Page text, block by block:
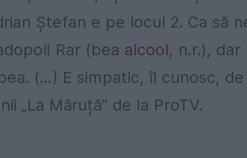
Ștefan e pe locul 2. Ca să
Rar (bea alcool, n.r.), dar
(…) E simpatic, îl cunosc, de
„La Măruță” de la ProTV.